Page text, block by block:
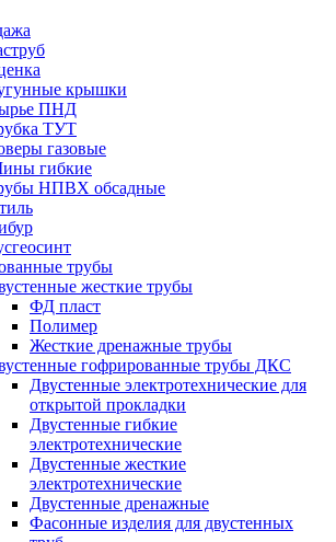
крышки
ПНД
ТУТ
газовые
гибкие
НПВХ обсадные
трубы
жесткие трубы
ФД пласт
Полимер
Жесткие дренажные трубы
гофрированные трубы ДКС
Двустенные электротехнические для
открытой прокладки
Двустенные гибкие
электротехнические
Двустенные жесткие
электротехнические
Двустенные дренажные
Фасонные изделия для двустенных